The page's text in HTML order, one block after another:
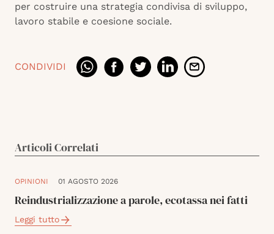
per costruire una strategia condivisa di sviluppo,
lavoro stabile e coesione sociale.
CONDIVIDI
Articoli Correlati
OPINIONI 01 AGOSTO 2026
Reindustrializzazione a parole, ecotassa nei fatti
Leggi tutto